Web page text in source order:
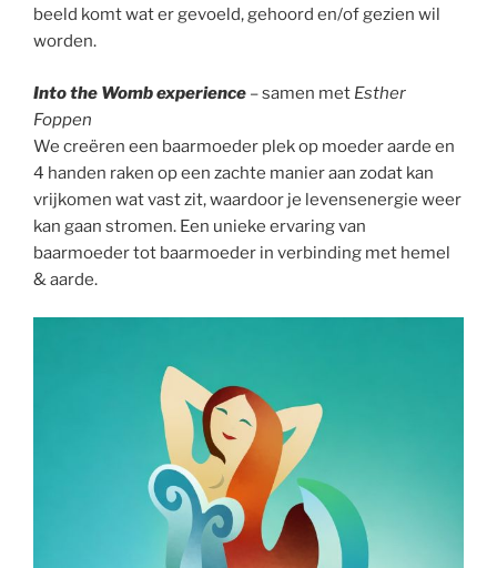
beeld komt wat er gevoeld, gehoord en/of gezien wil
worden.
Into the Womb experience – samen met Esther
Foppen
We creëren een baarmoeder plek op moeder aarde en
4 handen raken op een zachte manier aan zodat kan
vrijkomen wat vast zit, waardoor je levensenergie weer
kan gaan stromen. Een unieke ervaring van
baarmoeder tot baarmoeder in verbinding met hemel
& aarde.